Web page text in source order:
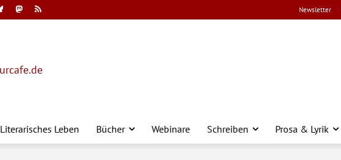
Newsletter
Literarisches Leben Bücher Webinare Schreiben Prosa & Lyrik